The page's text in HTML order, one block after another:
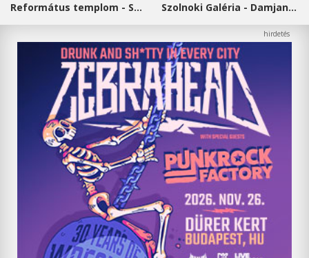
Református templom - Salgótarján Szolnoki Galéria - Damjanich János Múzeum